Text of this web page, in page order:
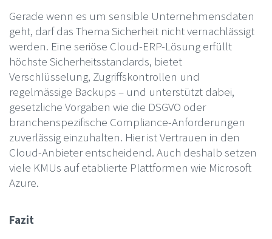
Gerade wenn es um sensible Unternehmensdaten
geht, darf das Thema Sicherheit nicht vernachlässigt
werden. Eine seriöse Cloud-ERP-Lösung erfüllt
höchste Sicherheitsstandards, bietet
Verschlüsselung, Zugriffskontrollen und
regelmässige Backups – und unterstützt dabei,
gesetzliche Vorgaben wie die DSGVO oder
branchenspezifische Compliance-Anforderungen
zuverlässig einzuhalten. Hier ist Vertrauen in den
Cloud-Anbieter entscheidend. Auch deshalb setzen
viele KMUs auf etablierte Plattformen wie Microsoft
Azure.
Fazit